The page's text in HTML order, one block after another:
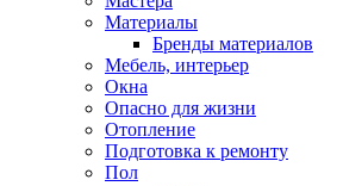
Материалы
Бренды материалов
Мебель, интерьер
Окна
Опасно для жизни
Отопление
Подготовка к ремонту
Пол